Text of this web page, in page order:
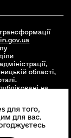
області,
на
посилання
сайт
.
Creative
якщо не
для того,
для вас.